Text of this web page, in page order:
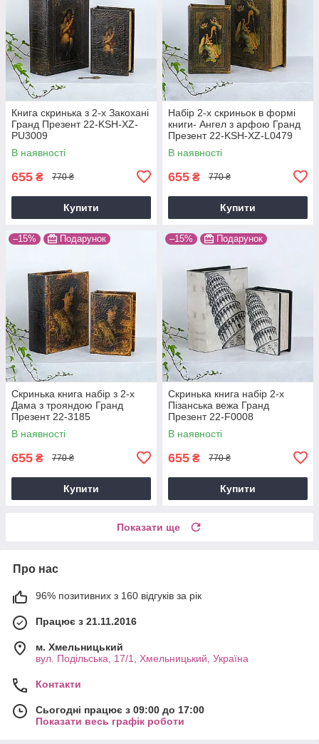
Книга скринька з 2-х Закохані
Гранд Презент 22-KSH-XZ-
PU3009
В наявності
655 ₴ 770 ₴
Купити
Набір 2-х скриньок в формі
книги- Ангел з арфою Гранд
Презент 22-KSH-XZ-L0479
В наявності
655 ₴ 770 ₴
Купити
–15% Подарунок
Скринька книга набір з 2-х
Дама з трояндою Гранд
Презент 22-3185
В наявності
655 ₴ 770 ₴
Купити
–15% Подарунок
Скринька книга набір 2-х
Пізанська вежа Гранд
Презент 22-F0008
В наявності
655 ₴ 770 ₴
Купити
Показати ще
Про нас
96% позитивних з 160 відгуків за рік
Працює з 21.11.2016
м. Хмельницький
вул. Подільська, 17/1, Хмельницький, Україна
Контакти
Сьогодні працює з 09:00 до 17:00
Показати весь графік роботи